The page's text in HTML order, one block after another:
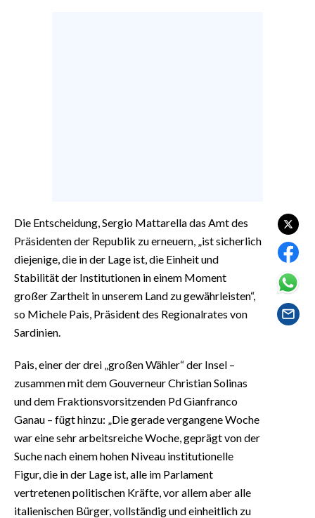
INSULARITÀ
FOTO
VIDEO
INFO AZIENDE
ANNUNCI
PUBBLICITÀ
SPIAGGE
STORE
Die Entscheidung, Sergio Mattarella das Amt des
Präsidenten der Republik zu erneuern, „ist sicherlich
diejenige, die in der Lage ist, die Einheit und
Stabilität der Institutionen in einem Moment
großer Zartheit in unserem Land zu gewährleisten“,
so Michele Pais, Präsident des Regionalrates von
Sardinien.
Pais, einer der drei „großen Wähler“ der Insel –
zusammen mit dem Gouverneur Christian Solinas
und dem Fraktionsvorsitzenden Pd Gianfranco
Ganau – fügt hinzu: „Die gerade vergangene Woche
war eine sehr arbeitsreiche Woche, geprägt von der
Suche nach einem hohen Niveau institutionelle
Figur, die in der Lage ist, alle im Parlament
vertretenen politischen Kräfte, vor allem aber alle
italienischen Bürger, vollständig und einheitlich zu